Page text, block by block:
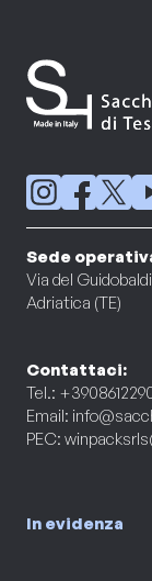
Sede
Via del
Adriatica (TE)
Contattaci:
Tel.:
Email:
PEC:
In evidenza